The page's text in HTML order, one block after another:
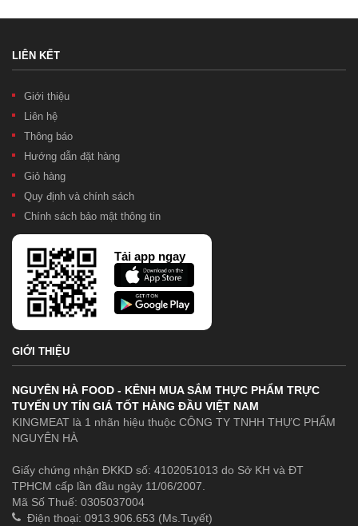
LIÊN KẾT
Giới thiệu
Liên hệ
Thông báo
Hướng dẫn đặt hàng
Giỏ hàng
Quy định và chính sách
Chính sách bảo mật thông tin
Tải app ngay
GIỚI THIỆU
NGUYÊN HÀ FOOD - KÊNH MUA SẮM THỰC PHẨM TRỰC
TUYẾN UY TÍN GIÁ TỐT HÀNG ĐẦU VIỆT NAM
KINGMEAT là 1 nhãn hiệu thuộc CÔNG TY TNHH THỰC PHẨM
NGUYÊN HÀ
Giấy chứng nhận ĐKKD số: 4102051013 do Sở KH và ĐT
TPHCM cấp lần đầu ngày 11/06/2007.
Mã Số Thuế: 0305037004
Điện thoại: 0913.906.653 (Ms.Tuyết)